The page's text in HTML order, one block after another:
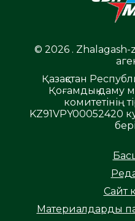
© 2026 . Zhalagash-
Қазақстан
Қоғамдық даму
комитетінің
KZ91VPY00052420
Сайт
Материалдарды